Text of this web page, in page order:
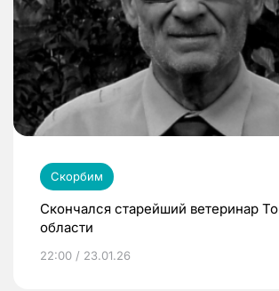
Скорбим
Скончался старейший ветеринар
области
22:00 / 23.01.26